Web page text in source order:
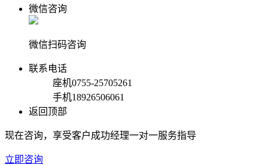
微信咨询
微信扫码咨询
联系电话
座机0755-25705261
手机18926506061
返回顶部
现在咨询，享受客户成功经理一对一服务指导
立即咨询